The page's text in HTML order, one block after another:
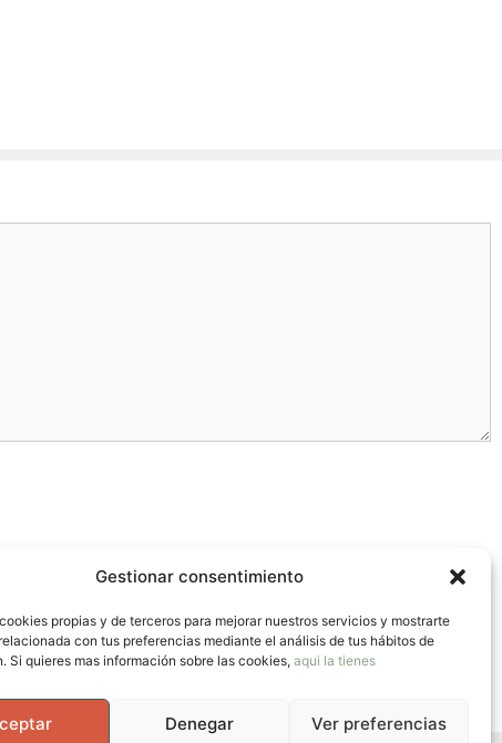
Gestionar consentimiento
propias y de terceros para mejorar nuestros servicios y mostrarte
con tus preferencias mediante el análisis de tus hábitos de
Si quieres mas información sobre las cookies,aqui la tienes
Denegar Ver preferencias